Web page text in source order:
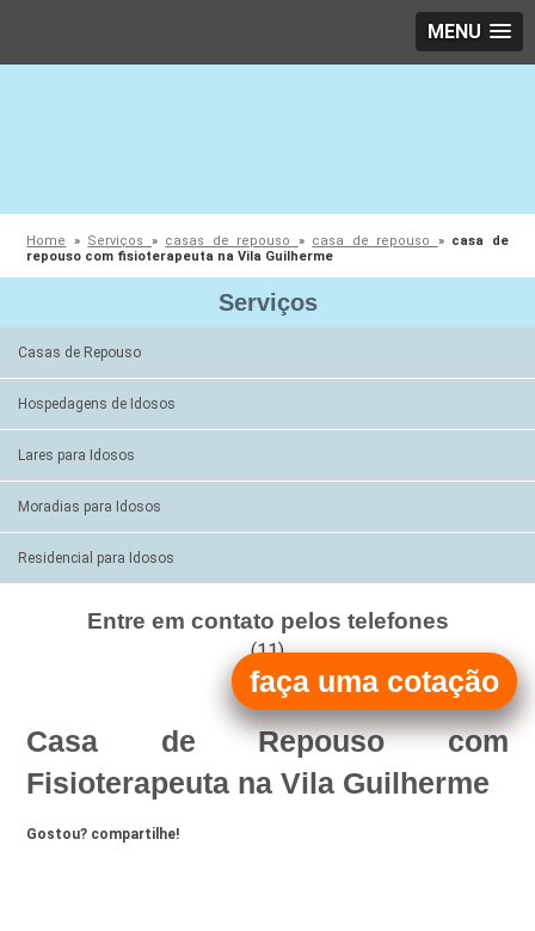
MENU
Home » Serviços » casas de repouso » casa de repouso » casa de
repouso com fisioterapeuta na Vila Guilherme
Serviços
Casas de Repouso
Hospedagens de Idosos
Lares para Idosos
Moradias para Idosos
Residencial para Idosos
Entre em contato pelos telefones
(11)
(11)
Casa de Repouso com
Fisioterapeuta na Vila Guilherme
Gostou? compartilhe!
faça uma cotação